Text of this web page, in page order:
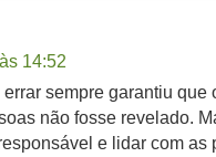
14:52
sempre garantiu que
não fosse revelado.
e lidar com as